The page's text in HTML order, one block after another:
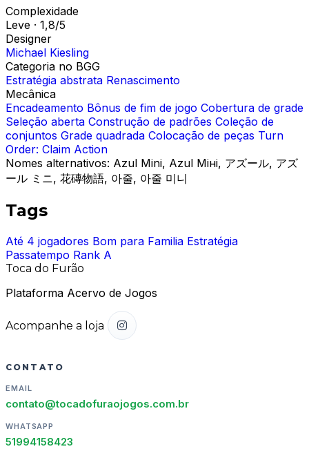
Complexidade
Leve · 1,8/5
Designer
Michael Kiesling
Categoria no BGG
Estratégia abstrata Renascimento
Mecânica
Encadeamento Bônus de fim de jogo Cobertura de grade
Seleção aberta Construção de padrões Coleção de
conjuntos Grade quadrada Colocação de peças Turn
Order: Claim Action
Nomes alternativos: Azul Mini, Azul Міні, アズール, アズ
ール ミニ, 花磚物語, 아줄, 아줄 미니
Tags
Até 4 jogadores Bom para Familia Estratégia
Passatempo Rank A
Toca do Furão
Plataforma Acervo de Jogos
Acompanhe a loja
CONTATO
EMAIL
contato@tocadofuraojogos.com.br
WHATSAPP
51994158423